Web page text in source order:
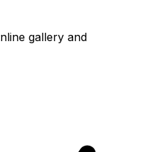
gallery and